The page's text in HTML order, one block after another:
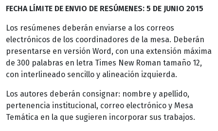
FECHA LÍMITE DE ENVIO DE RESÚMENES: 5 DE JUNIO 2015
Los resúmenes deberán enviarse a los correos
electrónicos de los coordinadores de la mesa. Deberán
presentarse en versión Word, con una extensión máxima
de 300 palabras en letra Times New Roman tamaño 12,
con interlineado sencillo y alineación izquierda.
Los autores deberán consignar: nombre y apellido,
pertenencia institucional, correo electrónico y Mesa
Temática en la que sugieren incorporar sus trabajos.